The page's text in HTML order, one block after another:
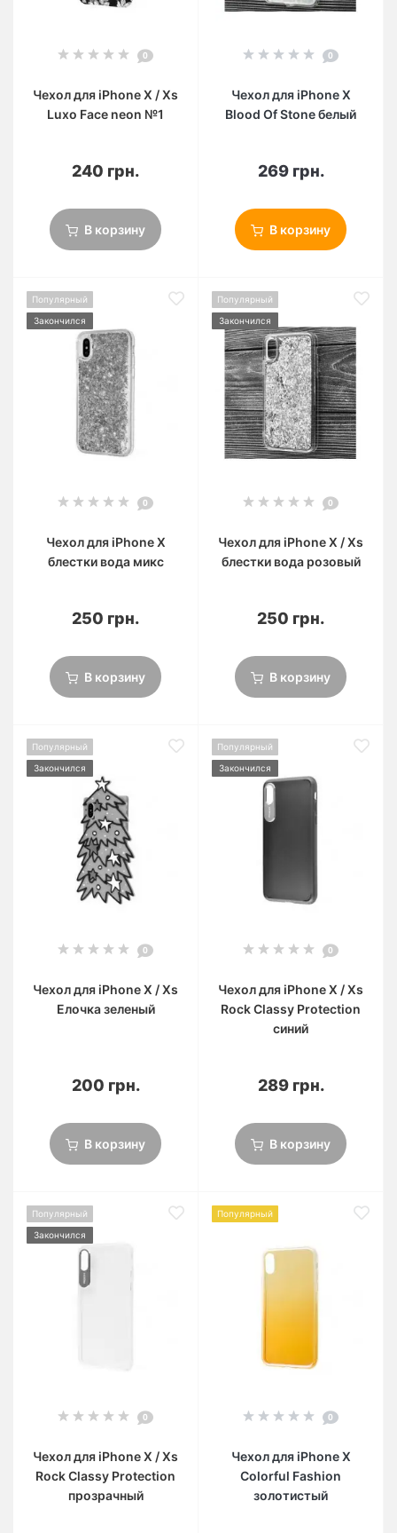
0
Чехол для iPhone X / Xs
Luxo Face neon №1
240 грн.
В корзину
0
Чехол для iPhone X
Blood Of Stone белый
269 грн.
В корзину
Популярный
Закончился
0
Чехол для iPhone X
блестки вода микс
250 грн.
В корзину
Популярный
Закончился
0
Чехол для iPhone X / Xs
блестки вода розовый
250 грн.
В корзину
Популярный
Закончился
0
Чехол для iPhone X / Xs
Елочка зеленый
200 грн.
В корзину
Популярный
Закончился
0
Чехол для iPhone X / Xs
Rock Classy Protection
синий
289 грн.
В корзину
Популярный
Закончился
0
Чехол для iPhone X / Xs
Rock Classy Protection
прозрачный
Популярный
0
Чехол для iPhone X
Colorful Fashion
золотистый